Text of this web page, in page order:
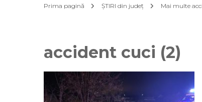
Program
Muzica
Podcast
Prima pagină ȘTIRI din județ Mai multe
accident cuci (2)